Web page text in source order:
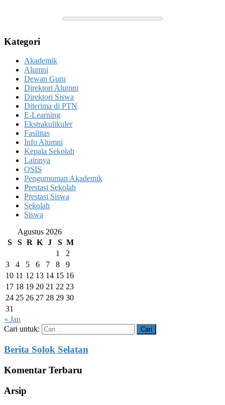
Kategori
Akademik
Alumni
Dewan Guru
Direktori Alumni
Direktori Siswa
Diterima di PTN
E-Learning
Ekstrakulikuler
Fasilitas
Info Alumni
Kepala Sekolah
Lainnya
OSIS
Pengumuman Akademik
Prestasi Sekolah
Prestasi Siswa
Sekolah
Siswa
Agustus 2026
S
S R K J S M
1
2
3
4 5 6 7 8
9
10 11 12 13 14 15 16
17 18 19 20 21 22 23
24 25 26 27 28 29 30
31
« Jan
Cari untuk:
Berita Solok Selatan
Komentar Terbaru
Arsip